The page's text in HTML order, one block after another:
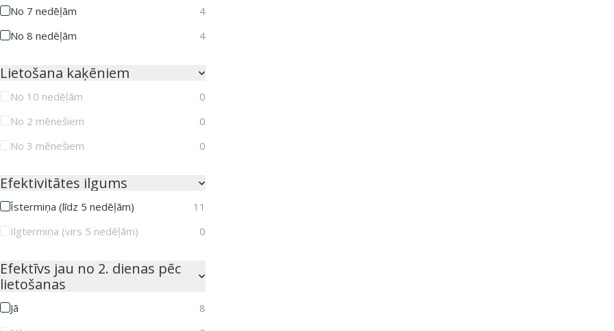
No 7 nedēļām
4
No 8 nedēļām
4
Lietošana kaķēniem
No 10 nedēļām
0
No 2 mēnešiem
0
No 3 mēnešiem
0
Efektivitātes ilgums
Īstermiņa (līdz 5 nedēļām)
11
Ilgtermiņa (virs 5 nedēļām)
0
Efektīvs jau no 2. dienas pēc
lietošanas
Jā
8